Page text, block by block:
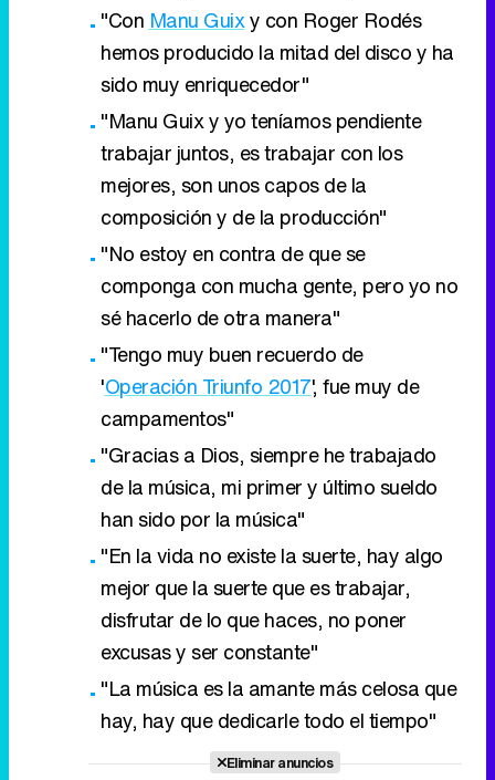
"Con Manu Guixy con Roger Rodés
hemos producido la mitad del disco y ha
sido muy enriquecedor"
"Manu Guix y yo teníamos pendiente
trabajar juntos, es trabajar con los
mejores, son unos capos de la
composición y de la producción"
"No estoy en contra de que se
componga con mucha gente, pero yo no
sé hacerlo de otra manera"
"Tengo muy buen recuerdo de
'Operación Triunfo 2017', fue muy de
campamentos"
"Gracias a Dios, siempre he trabajado
de la música, mi primer y último sueldo
han sido por la música"
"En la vida no existe la suerte, hay algo
mejor que la suerte que es trabajar,
disfrutar de lo que haces, no poner
excusas y ser constante"
"La música es la amante más celosa que
hay, hay que dedicarle todo el tiempo"
Eliminar anuncios